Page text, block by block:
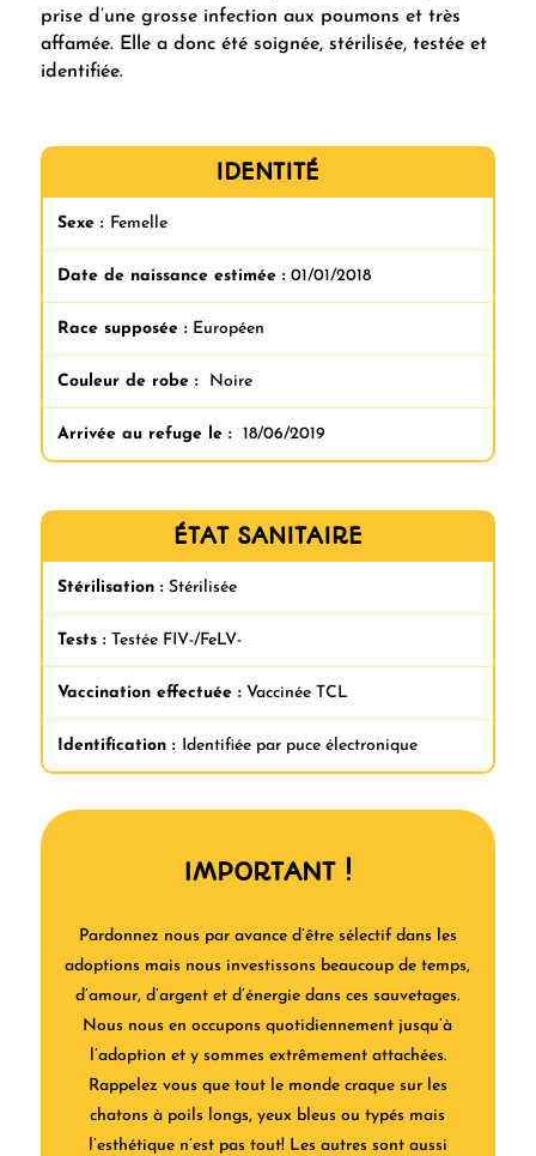
prise d’une grosse infection aux poumons et très
affamée. Elle a donc été soignée, stérilisée, testée et
identifiée.
IDENTITÉ
Sexe : Femelle
Date de naissance estimée : 01/01/2018
Race supposée : Européen
Couleur de robe : Noire
Arrivée au refuge le : 18/06/2019
ÉTAT SANITAIRE
Stérilisation : Stérilisée
Tests : Testée FIV-/FeLV-
Vaccination effectuée : Vaccinée TCL
Identification : Identifiée par puce électronique
IMPORTANT !
Pardonnez nous par avance d’être sélectif dans les
adoptions mais nous investissons beaucoup de temps,
d’amour, d’argent et d’énergie dans ces sauvetages.
Nous nous en occupons quotidiennement jusqu’à
l’adoption et y sommes extrêmement attachées.
Rappelez vous que tout le monde craque sur les
chatons à poils longs, yeux bleus ou typés mais
l’esthétique n’est pas tout! Les autres sont aussi